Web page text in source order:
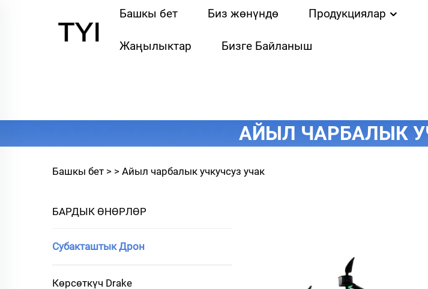
Башкы бет Биз жөнүндө Продукциялар
Жаңылыктар Бизге Байланыш
АЙЫЛ ЧАРБАЛЫК
Башкы бет > > Айыл чарбалык учкучсуз учак
БАРДЫК ӨНӨРЛӨР
Субакташтык Дрон
Көрсөткүч Drake